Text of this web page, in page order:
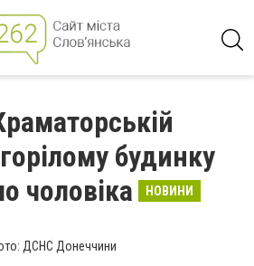
будинку
чоловіка
НОВИНИ
ДСНС Донеччини